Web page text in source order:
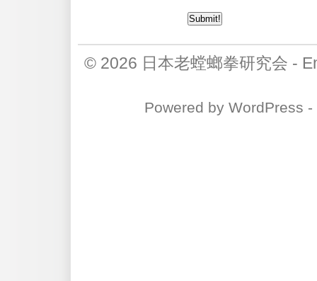
© 2026 日本老螳螂拳研究会 -
Powered by WordPress -